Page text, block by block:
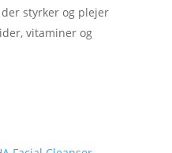
styrker og plejer
vitaminer og